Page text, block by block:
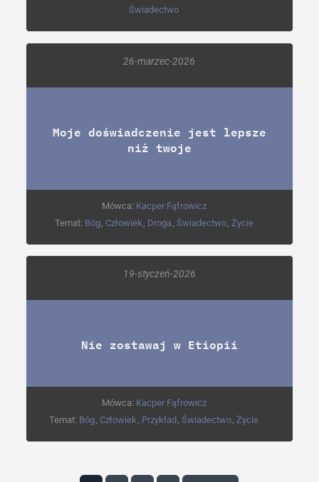
Świadectwo
26-marzec-2026
Moje doświadczenie jest lepsze
niż twoje
Mówca: Kacper Fąfrowicz
Temat: Bóg Człowiek Droga Świadectwo Życie
19-styczeń-2026
Nie zostawaj w Etiopii
Mówca: Kacper Fąfrowicz
Temat: Bóg, Człowiek , Przykład ,Świadectwo,Życie